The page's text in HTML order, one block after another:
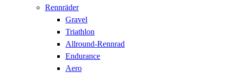
Rennräder
Gravel
Triathlon
Allround-Rennrad
Endurance
Aero